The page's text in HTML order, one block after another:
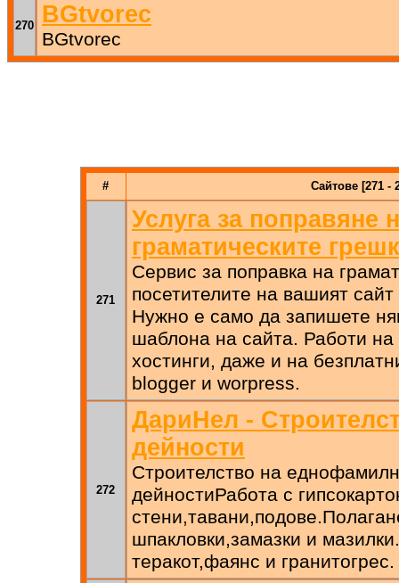
270 BGtvorec
BGtvorec
# Сайтове [271 -
271
Услуга за поправяне
граматическите
Сервис за поправка на
посетителите на вашият
Нужно е само да запишете
шаблона на сайта. Работи на
хостинги, даже и на
blogger и worpress.
272
ДариНел -
дейности
Строителство на
дейностиРабота с
шпакловки,замазки и
теракот,фаянс и гранитогрес.